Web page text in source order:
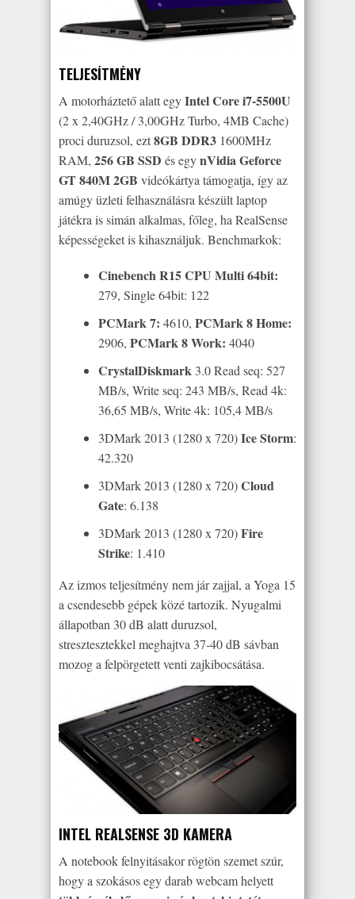
TELJESÍTMÉNY
A motorháztető alatt egyIntel Core i7-5500U
(2 x 2,40GHz / 3,00GHz Turbo, 4MB Cache)
proci duruzsol, ezt8GB DDR3 1600MHz
RAM, 256 GB SSD és egynVidia Geforce
GT 840M 2GB videókártya támogatja, így az
amúgy üzleti felhasználásra készült laptop
játékra is simán alkalmas, főleg, ha RealSense
képességeket is kihasználjuk. Benchmarkok:
Cinebench R15 CPU Multi 64bit:
279, Single 64bit: 122
PCMark 7: 4610, PCMark 8 Home:
2906, PCMark 8 Work: 4040
CrystalDiskmark 3.0 Read seq: 527
MB/s, Write seq: 243 MB/s, Read 4k:
36,65 MB/s, Write 4k: 105,4 MB/s
3DMark 2013 (1280 x 720)Ice Storm:
42.320
3DMark 2013 (1280 x 720)Cloud
Gate: 6.138
3DMark 2013 (1280 x 720)Fire
Strike: 1.410
Az izmos teljesítmény nem jár zajjal, a Yoga 15
a csendesebb gépek közé tartozik. Nyugalmi
állapotban 30 dB alatt duruzsol,
stresztesztekkel meghajtva 37-40 dB sávban
mozog a felpörgetett venti zajkibocsátása.
INTEL REALSENSE 3D KAMERA
A notebook felnyitásakor rögtön szemet szúr,
hogy a szokásos egy darab webcam helyett